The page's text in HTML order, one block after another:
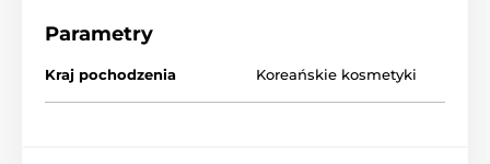
Parametry
Kraj pochodzenia Koreańskie kosmetyki